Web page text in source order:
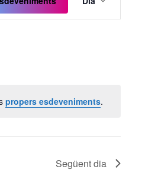
propers esdeveniments.
Següent dia